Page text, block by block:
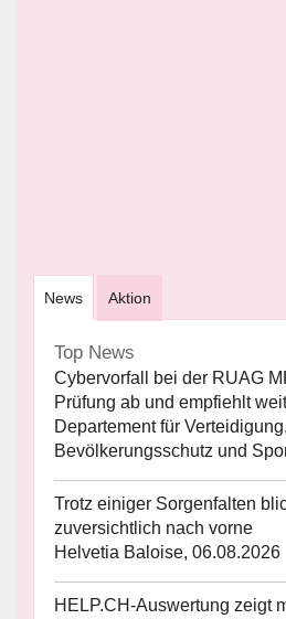
News Aktion
Top News
Cybervorfall bei der RUAG
Prüfung ab und empfiehlt
Departement für Verteidigung,
Bevölkerungsschutz und
Trotz einiger Sorgenfalten
zuversichtlich nach vorne
Helvetia Baloise, 06.08.2026
HELP.CH-Auswertung zeigt